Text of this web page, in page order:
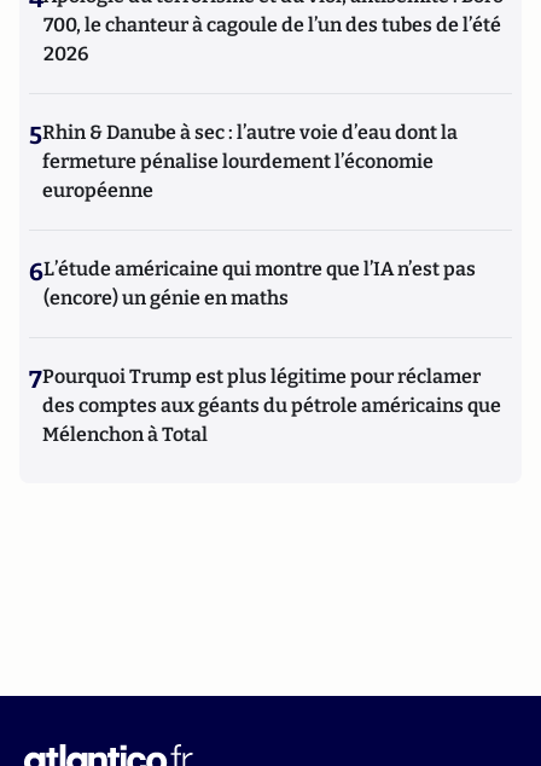
700, le chanteur à cagoule de l’un des tubes de l’été
2026
5Rhin & Danube à sec : l’autre voie d’eau dont la
fermeture pénalise lourdement l’économie
européenne
6L’étude américaine qui montre que l’IA n’est pas
(encore) un génie en maths
7Pourquoi Trump est plus légitime pour réclamer
des comptes aux géants du pétrole américains que
Mélenchon à Total